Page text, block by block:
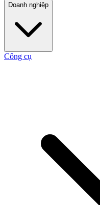
Doanh nghiệp
Công cụ